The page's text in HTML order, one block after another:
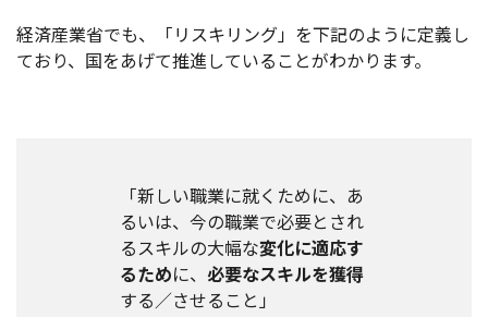
経済産業省でも、「リスキリング」を下記のように定義し
ており、国をあげて推進していることがわかります。
「新しい職業に就くために、あ
るいは、今の職業で必要とされ
るスキルの大幅な変化に適応す
るために、 必要なスキルを獲得
する／させること」